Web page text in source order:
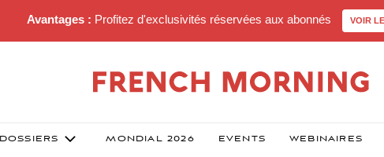
Avantages : Profitez d'exclusivités réservées aux abonnés VOIR
DOSSIERS MONDIAL 2026 EVENTS WEBINAIRES